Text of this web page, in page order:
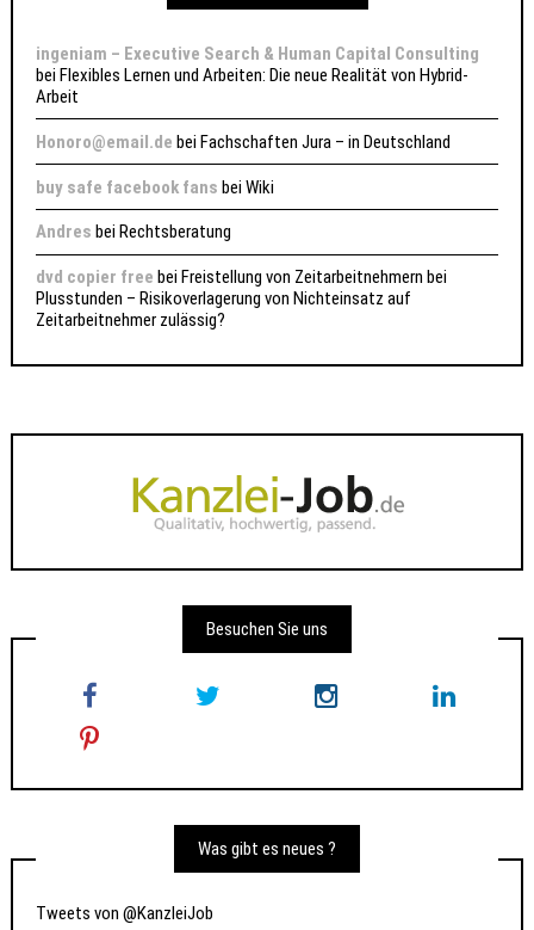
ingeniam – Executive Search & Human Capital Consulting
beiFlexibles Lernen und Arbeiten: Die neue Realität von Hybrid-
Arbeit
Honoro@email.de beiFachschaften Jura – in Deutschland
buy safe facebook fans beiWiki
Andres beiRechtsberatung
dvd copier free beiFreistellung von Zeitarbeitnehmern bei
Plusstunden – Risikoverlagerung von Nichteinsatz auf
Zeitarbeitnehmer zulässig?
Besuchen Sie uns
Was gibt es neues ?
Tweets von @KanzleiJob